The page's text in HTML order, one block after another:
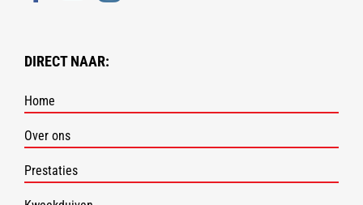
DIRECT NAAR:
Home
Over ons
Prestaties